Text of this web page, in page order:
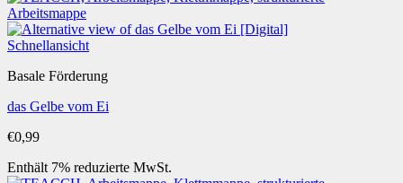
Schnellansicht
Basale Förderung
das Gelbe vom Ei
€0,99
Enthält 7% reduzierte MwSt.